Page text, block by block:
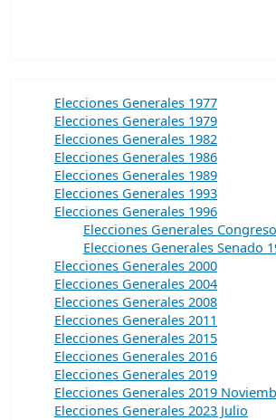
Elecciones Generales 1977
Elecciones Generales 1979
Elecciones Generales 1982
Elecciones Generales 1986
Elecciones Generales 1989
Elecciones Generales 1993
Elecciones Generales 1996
Elecciones Generales
Elecciones Generales Senado
Elecciones Generales 2000
Elecciones Generales 2004
Elecciones Generales 2008
Elecciones Generales 2011
Elecciones Generales 2015
Elecciones Generales 2016
Elecciones Generales 2019
Elecciones Generales 2019
Elecciones Generales 2023 Julio